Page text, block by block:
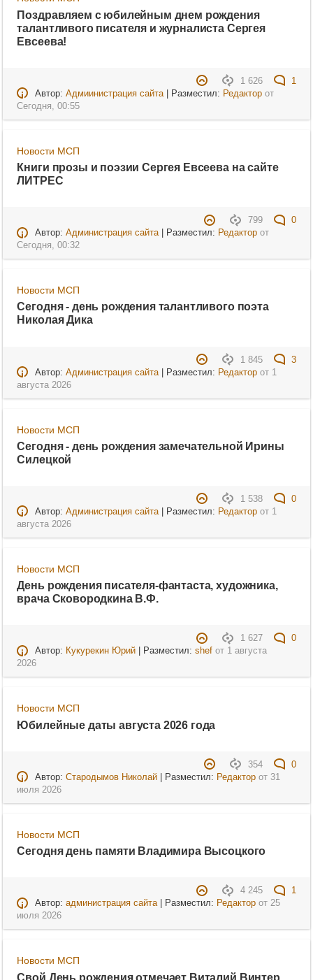
Поздравляем с юбилейным днем рождения
талантливого писателя и журналиста Сергея
Евсеева!
1 626
1
Автор: Адмиинистрация сайта| Разместил: Редакторот
Сегодня, 00:55
Новости МСП
Книги прозы и поэзии Сергея Евсеева на сайте
ЛИТРЕС
799
0
Автор: Администрация сайта| Разместил: Редакторот
Сегодня, 00:32
Новости МСП
Сегодня - день рождения талантливого поэта
Николая Дика
1 845
3
Автор: Администрация сайта| Разместил: Редакторот 1
августа 2026
Новости МСП
Сегодня - день рождения замечательной Ирины
Силецкой
1 538
0
Автор: Администрация сайта| Разместил: Редакторот 1
августа 2026
Новости МСП
День рождения писателя-фантаста, художника,
врача Сковородкина В.Ф.
1 627
0
Автор: Кукурекин Юрий| Разместил: shefот 1 августа
2026
Новости МСП
Юбилейные даты августа 2026 года
354
0
Автор: Стародымов Николай| Разместил: Редакторот 31
июля 2026
Новости МСП
Сегодня день памяти Владимира Высоцкого
4 245
1
Автор: администрация сайта| Разместил: Редакторот 25
июля 2026
Новости МСП
Свой День рождения отмечает Виталий Винтер